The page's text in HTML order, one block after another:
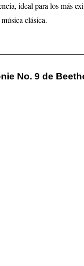
ideal para los más
clásica.
No. 9 de